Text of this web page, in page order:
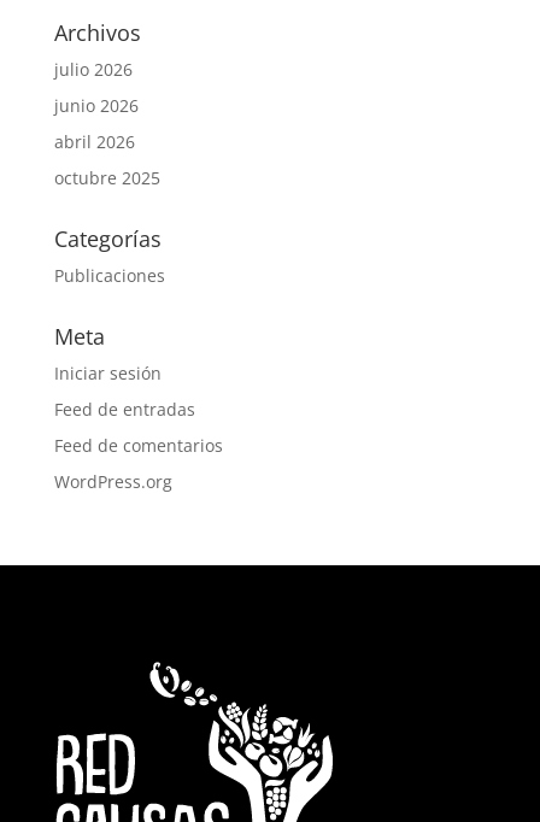
Archivos
julio 2026
junio 2026
abril 2026
octubre 2025
Categorías
Publicaciones
Meta
Iniciar sesión
Feed de entradas
Feed de comentarios
WordPress.org